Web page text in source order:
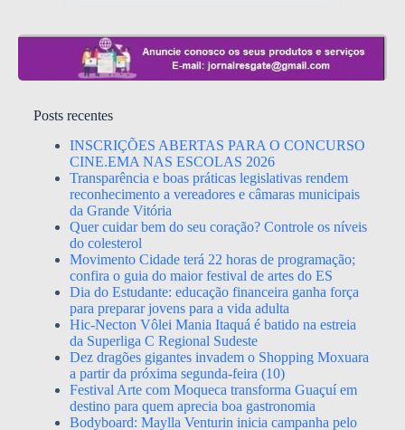
Posts recentes
INSCRIÇÕES ABERTAS PARA O CONCURSO
CINE.EMA NAS ESCOLAS 2026
Transparência e boas práticas legislativas rendem
reconhecimento a vereadores e câmaras municipais
da Grande Vitória
Quer cuidar bem do seu coração? Controle os níveis
do colesterol
Movimento Cidade terá 22 horas de programação;
confira o guia do maior festival de artes do ES
Dia do Estudante: educação financeira ganha força
para preparar jovens para a vida adulta
Hic-Necton Vôlei Mania Itaquá é batido na estreia
da Superliga C Regional Sudeste
Dez dragões gigantes invadem o Shopping Moxuara
a partir da próxima segunda-feira (10)
Festival Arte com Moqueca transforma Guaçuí em
destino para quem aprecia boa gastronomia
Bodyboard: Maylla Venturin inicia campanha pelo